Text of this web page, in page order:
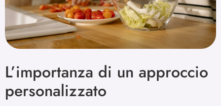
L’importanza di un approccio
personalizzato